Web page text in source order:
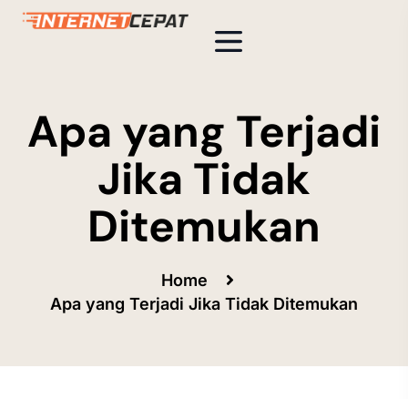
Apa yang Terjadi
Jika Tidak
Ditemukan
Home
Apa yang Terjadi Jika Tidak Ditemukan